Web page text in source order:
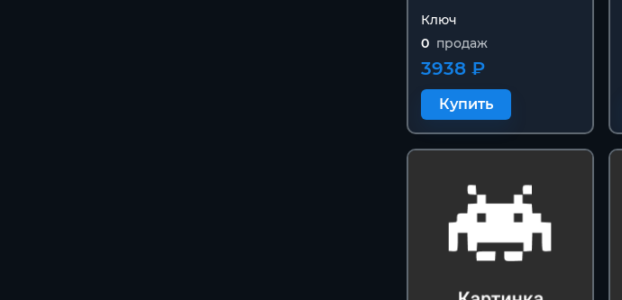
Ключ
0 продаж
3938 ₽
Купить